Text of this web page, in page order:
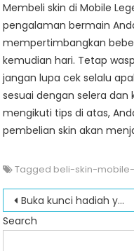
Membeli skin di Mobile
pengalaman bermain
mempertimbangkan
kemudian hari. Tetap
jangan lupa cek selalu
sesuai dengan selera
mengikuti tips di atas,
pembelian skin akan
Tagged beli-skin-
Post
navigation
Buka kunci hadiah yang menarik: Kode penukaran terbaru dalam legenda seluler
Search